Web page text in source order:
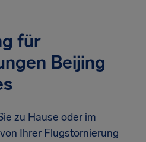
für
Beijing
zu Hause oder im
Ihrer Flugstornierung